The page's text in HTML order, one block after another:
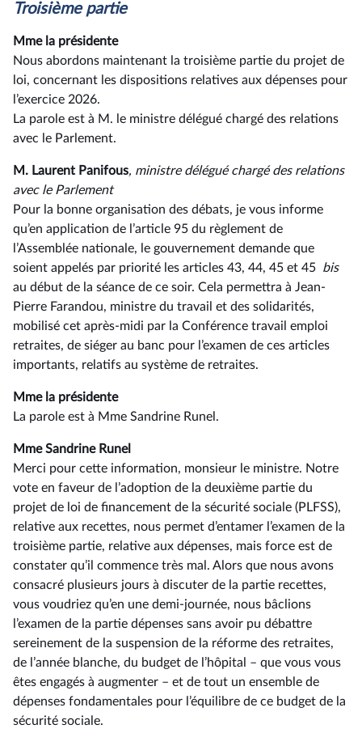
Troisième partie
Mme la présidente
Nous abordons maintenant la troisième partie du projet de
loi, concernant les dispositions relatives aux dépenses pour
l’exercice 2026.
La parole est à M. le ministre délégué chargé des relations
avec le Parlement.
M. Laurent Panifous, ministre délégué chargé des relations
avec le Parlement
Pour la bonne organisation des débats, je vous informe
qu’en application de l’article 95 du règlement de
l’Assemblée nationale, le gouvernement demande que
soient appelés par priorité les articles 43, 44, 45 et 45 bis
au début de la séance de ce soir. Cela permettra à Jean-
Pierre Farandou, ministre du travail et des solidarités,
mobilisé cet après-midi par la Conférence travail emploi
retraites, de siéger au banc pour l’examen de ces articles
importants, relatifs au système de retraites.
Mme la présidente
La parole est à Mme Sandrine Runel.
Mme Sandrine Runel
Merci pour cette information, monsieur le ministre. Notre
vote en faveur de l’adoption de la deuxième partie du
projet de loi de financement de la sécurité sociale (PLFSS),
relative aux recettes, nous permet d’entamer l’examen de la
troisième partie, relative aux dépenses, mais force est de
constater qu’il commence très mal. Alors que nous avons
consacré plusieurs jours à discuter de la partie recettes,
vous voudriez qu’en une demi-journée, nous bâclions
l’examen de la partie dépenses sans avoir pu débattre
sereinement de la suspension de la réforme des retraites,
de l’année blanche, du budget de l’hôpital –⁠ que vous vous
êtes engagés à augmenter – et de tout un ensemble de
dépenses fondamentales pour l’équilibre de ce budget de la
sécurité sociale.